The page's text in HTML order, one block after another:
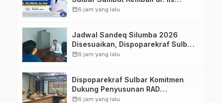
Imelda, Sp.Rad
calendar_month6 jam yang lalu
Jadwal Sandeq Silumba 2026
Disesuaikan, Dispoparekraf Sulbar
Pastikan Persiapan Tetap
calendar_month6 jam yang lalu
Dispoparekraf Sulbar Komitmen
Dukung Penyusunan RAD
TPB/SDGs Sulawesi Barat
calendar_month6 jam yang lalu